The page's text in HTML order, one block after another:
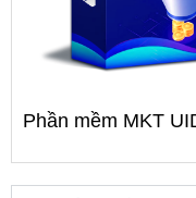
Phần mềm MKT